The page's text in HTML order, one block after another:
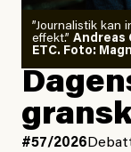
”Journalistik kan
effekt.” Andreas
ETC. Foto:
#57/2026